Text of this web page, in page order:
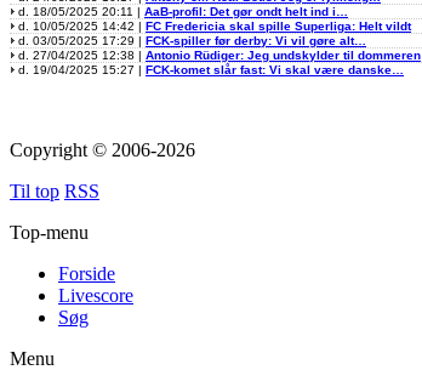
d. 18/05/2025 20:11 | AaB-profil: Det gør ondt helt ind i…
d. 10/05/2025 14:42 | FC Fredericia skal spille Superliga: Helt vildt
d. 03/05/2025 17:29 | FCK-spiller før derby: Vi vil gøre alt…
d. 27/04/2025 12:38 | Antonio Rüdiger: Jeg undskylder til dommeren
d. 19/04/2025 15:27 | FCK-komet slår fast: Vi skal være danske…
Copyright © 2006-2026
Til top RSS
Top-menu
Forside
Livescore
Søg
Menu